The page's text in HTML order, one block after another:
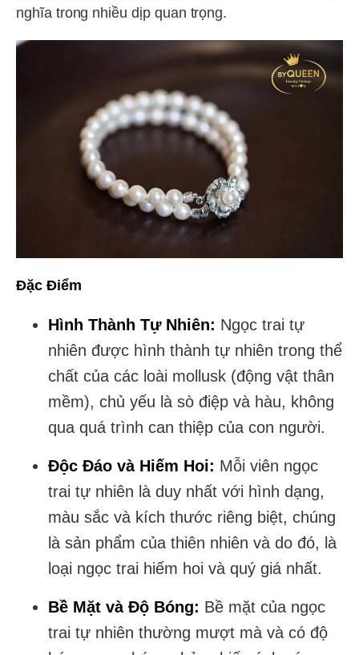
nghĩa trong nhiều dịp quan trọng.
Đặc Điểm
Hình Thành Tự Nhiên: Ngọc trai tự
nhiên được hình thành tự nhiên trong thể
chất của các loài mollusk (động vật thân
mềm), chủ yếu là sò điệp và hàu, không
qua quá trình can thiệp của con người.
Độc Đáo và Hiếm Hoi: Mỗi viên ngọc
trai tự nhiên là duy nhất với hình dạng,
màu sắc và kích thước riêng biệt, chúng
là sản phẩm của thiên nhiên và do đó, là
loại ngọc trai hiếm hoi và quý giá nhất.
Bề Mặt và Độ Bóng: Bề mặt của ngọc
trai tự nhiên thường mượt mà và có độ